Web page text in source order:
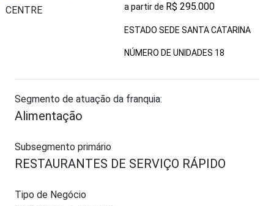
a partir de R$ 295.000
ESTADO SEDE SANTA CATARINA
NÚMERO DE UNIDADES 18
Segmento de atuação da franquia:
Alimentação
Subsegmento primário
RESTAURANTES DE SERVIÇO RÁPIDO
Tipo de Negócio